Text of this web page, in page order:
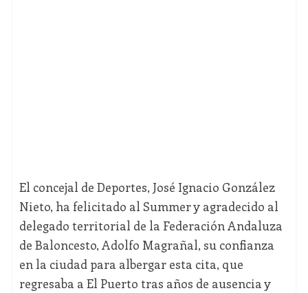
El concejal de Deportes, José Ignacio González
Nieto, ha felicitado al Summer y agradecido al
delegado territorial de la Federación Andaluza
de Baloncesto, Adolfo Magrañal, su confianza
en la ciudad para albergar esta cita, que
regresaba a El Puerto tras años de ausencia y